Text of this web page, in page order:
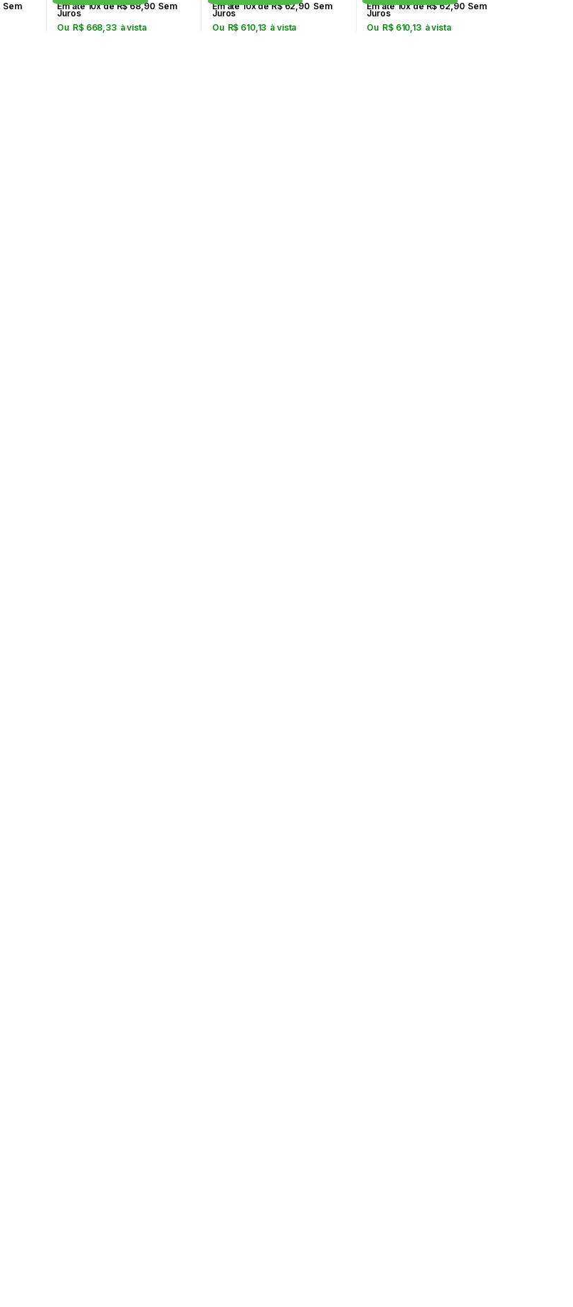
Sem Em até 10x deR$68,90 Sem
Juros
Ou R$668,33 à vista
Em até 10x deR$62,90 Sem
Juros
Ou R$ 610,13 à vista
Em até 10x deR$62,90 Sem
Juros
Ou R$610,13 à vista